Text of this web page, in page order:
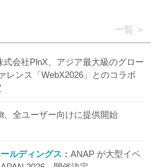
一覧
式会社PlnX、アジア最大級のグロー
レンス「WebX2026」とのコラボ
、全ユーザー向けに提供開始
ルディングス
ANAP が大型イベ